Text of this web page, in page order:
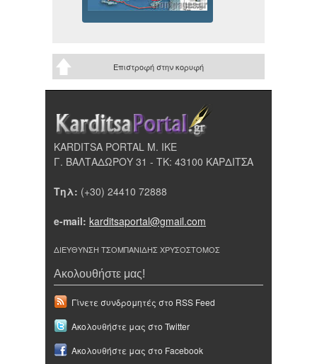
Επιστροφή στην κορυφή
KARDITSA PORTAL Μ. ΙΚΕ
Γ. ΒΑΛΤΑΔΩΡΟΥ 31 - ΤΚ: 43100 ΚΑΡΔΙΤΣΑ
Τηλ: (+30) 24410 72888
e-mail: karditsaportal@gmail.com
ΔΙΕΥΘΥΝΣΗ ΤΣΟΜΠΑΝΙΔΗΣ ΧΡΥΣΟΣΤΟΜΟΣ
Ακολουθήστε μας!
Γίνετε συνδρομητές στο RSS Feed
Ακολουθήστε μας στο Twitter
Ακολουθήστε μας στο Facebook